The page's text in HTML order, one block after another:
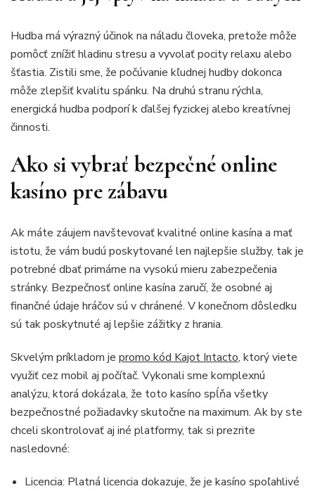
Hudba má výrazný účinok na náladu človeka, pretože môže
pomôcť znížiť hladinu stresu a vyvolať pocity relaxu alebo
šťastia. Zistili sme, že počúvanie kľudnej hudby dokonca
môže zlepšiť kvalitu spánku. Na druhú stranu rýchla,
energická hudba podporí k ďalšej fyzickej alebo kreatívnej
činnosti.
Ako si vybrať bezpečné online
kasíno pre zábavu
Ak máte záujem navštevovať kvalitné online kasína a mať
istotu, že vám budú poskytované len najlepšie služby, tak je
potrebné dbať primárne na vysokú mieru zabezpečenia
stránky. Bezpečnosť online kasína zaručí, že osobné aj
finančné údaje hráčov sú v chránené. V konečnom dôsledku
sú tak poskytnuté aj lepšie zážitky z hrania.
Skvelým príkladom je promo kód Kajot Intacto, ktorý viete
využiť cez mobil aj počítač. Vykonali sme komplexnú
analýzu, ktorá dokázala, že toto kasíno spĺňa všetky
bezpečnostné požiadavky skutočne na maximum. Ak by ste
chceli skontrolovať aj iné platformy, tak si prezrite
nasledovné:
Licencia: Platná licencia dokazuje, že je kasíno spoľahlivé